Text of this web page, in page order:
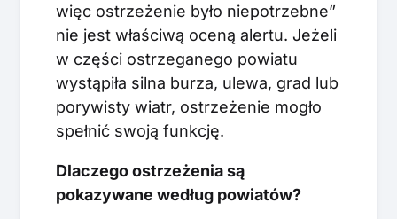
więc ostrzeżenie było niepotrzebne”
nie jest właściwą oceną alertu. Jeżeli
w części ostrzeganego powiatu
wystąpiła silna burza, ulewa, grad lub
porywisty wiatr, ostrzeżenie mogło
spełnić swoją funkcję.
Dlaczego ostrzeżenia są
pokazywane według powiatów?